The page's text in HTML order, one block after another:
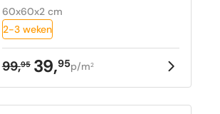
60x60x2 cm
2-3 weken
99,95
Oorspronkelijke
prijs
39,95
Huidige
prijs
p/m2